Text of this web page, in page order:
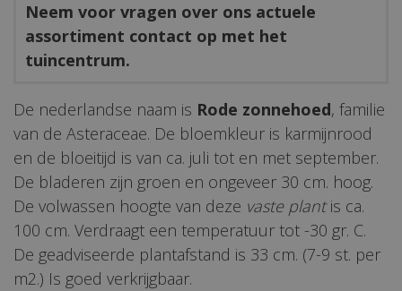
Neem voor vragen over ons actuele
assortiment contact op met het
tuincentrum.
De nederlandse naam is Rode zonnehoed, familie
van de Asteraceae. De bloemkleur is karmijnrood
en de bloeitijd is van ca. juli tot en met september.
De bladeren zijn groen en ongeveer 30 cm. hoog.
De volwassen hoogte van deze vaste plantis ca.
100 cm. Verdraagt een temperatuur tot -30 gr. C.
De geadviseerde plantafstand is 33 cm. (7-9 st. per
m2.) Is goed verkrijgbaar.